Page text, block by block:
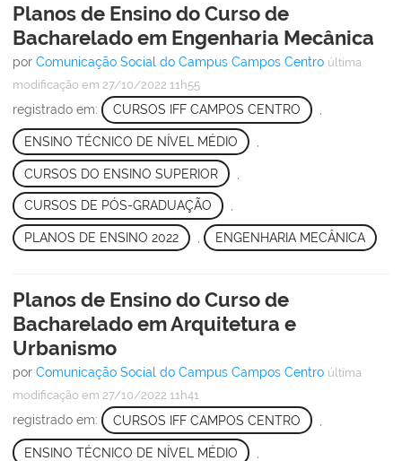
Planos de Ensino do Curso de
Bacharelado em Engenharia Mecânica
por Comunicação Social do Campus Campos Centro última
modificação em 27/10/2022 11h55
registrado em: CURSOS IFF CAMPOS CENTRO ,
ENSINO TÉCNICO DE NÍVEL MÉDIO
CURSOS DO ENSINO SUPERIOR
CURSOS DE PÓS-GRADUAÇÃO ,
PLANOS DE ENSINO 2022 ENGENHARIA MECÂNICA
Planos de Ensino do Curso de
Bacharelado em Arquitetura e
Urbanismo
por Comunicação Social do Campus Campos Centro última
modificação em 27/10/2022 11h41
registrado em: CURSOS IFF CAMPOS CENTRO
ENSINO TÉCNICO DE NÍVEL MÉDIO